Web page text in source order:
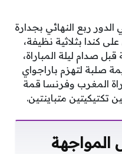
ربع النهائي بجدارة
كندا بثلاثية نظيفة،
صدام ليلة المباراة،
صلبة لتهزم باراجواي
المغرب وفرنسا قمة
تكتيكيتين متباينتين.
المواجهة